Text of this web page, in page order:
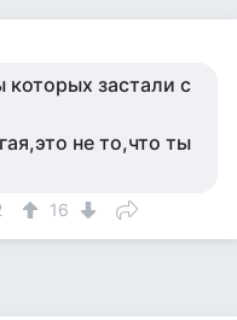
застали с
не то,что ты
16